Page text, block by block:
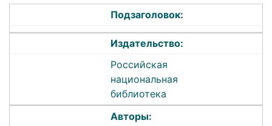
Подзаголовок:
Издательство:
Российская
национальная
библиотека
Авторы: